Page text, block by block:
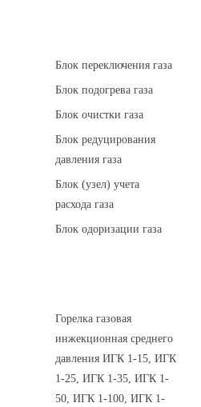
Блок переключения газа
Блок подогрева газа
Блок очистки газа
Блок редуцирования
давления газа
Блок (узел) учета
расхода газа
Блок одоризации газа
Горелка газовая
инжекционная среднего
давления ИГК 1-15, ИГК
1-25, ИГК 1-35, ИГК 1-
50, ИГК 1-100, ИГК 1-